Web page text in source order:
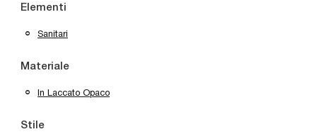
Elementi
Sanitari
Materiale
In Laccato Opaco
Stile